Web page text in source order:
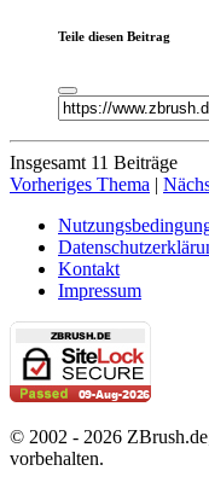
Teile diesen Beitrag
Insgesamt 11 Beiträge
Vorheriges Thema |
Kontakt
Impressum
© 2002 - 2026
vorbehalten.